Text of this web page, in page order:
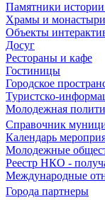
Памятники
Храмы и монастыри
Объекты
Досуг
Рестораны и кафе
Гостиницы
Городское
Туристско-
Молодежная
Справочник
Календарь
Молодежные
Реестр НКО -
Международные
Города партнеры